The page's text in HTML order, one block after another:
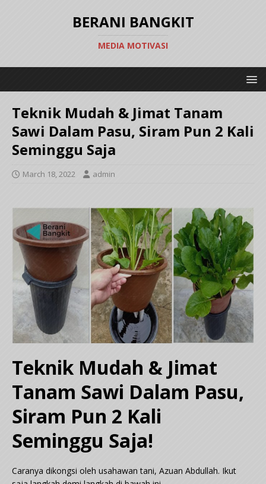
BERANI BANGKIT
MEDIA MOTIVASI
Teknik Mudah & Jimat Tanam
Sawi Dalam Pasu, Siram Pun 2 Kali
Seminggu Saja
March 18, 2022 admin
Teknik Mudah & Jimat
Tanam Sawi Dalam Pasu,
Siram Pun 2 Kali
Seminggu Saja!
Caranya dikongsi oleh usahawan tani, Azuan Abdullah. Ikut